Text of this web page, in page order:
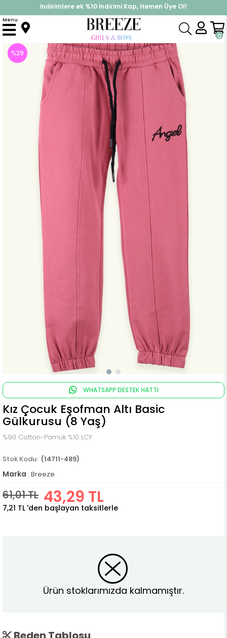
%30 Sepette Yaz İndirimi, Hemen Al!
İndirimlere ek %10 İndirimi Kap, Hemen Üye Ol!
0
Menu
Anasayfa Alt Giyim Eşofman Altı Kız Çocuk Eşofman Altı Basic Gülkurusu (8 Yaş)
%29
WHATSAPP DESTEK HATTI
Kız Çocuk Eşofman Altı Basic
Gülkurusu (8 Yaş)
%90 Cotton-Pamuk %10 LCY
(14711-489)
Marka : Breeze
61,01 TL 43,29 TL
7,21 TL 'den başlayan taksitlerle
Ürün stoklarımızda kalmamıştır.